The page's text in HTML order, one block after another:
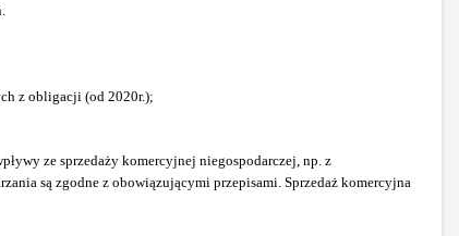
z obligacji (od 2020r.);
ze sprzedaży komercyjnej niegospodarczej, np. z
są zgodne z obowiązującymi przepisami. Sprzedaż komercyjna